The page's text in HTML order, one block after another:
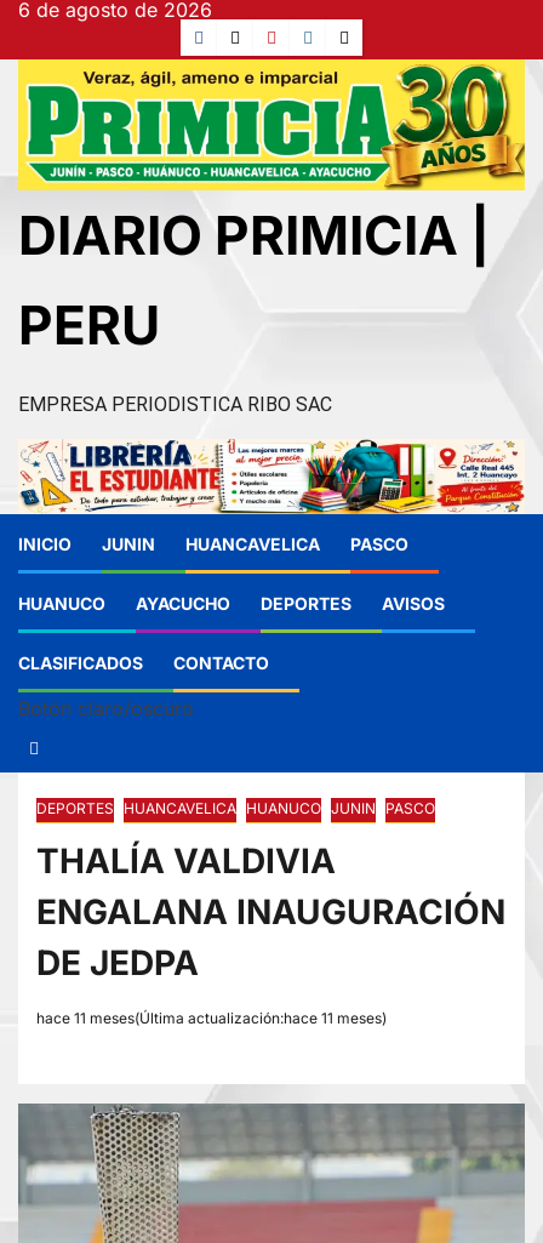
contenido
6 de agosto de 2026
Facebook
TikTokYouTube
Instagram
X
DIARIO PRIMICIA |
PERU
EMPRESA PERIODISTICA RIBO SAC
INICIO JUNIN HUANCAVELICA PASCO
HUANUCO AYACUCHO DEPORTES AVISOS
CLASIFICADOS CONTACTO
Botón claro/oscuro
DEPORTES HUANCAVELICA HUANUCO JUNIN PASCO
THALÍA VALDIVIA
ENGALANA INAUGURACIÓN
DE JEDPA
hace 11 meses(Última actualización:hace 11 meses)